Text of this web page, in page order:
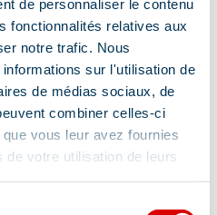
de personnaliser le contenu
fonctionnalités relatives aux
notre trafic. Nous
sur l'utilisation de
de médias sociaux, de
combiner celles-ci
vous leur avez fournies
votre utilisation de leurs